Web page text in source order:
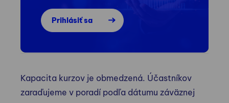
Prihlásiť sa
Kapacita kurzov je obmedzená. Účastníkov
zaraďujeme v poradí podľa dátumu záväznej